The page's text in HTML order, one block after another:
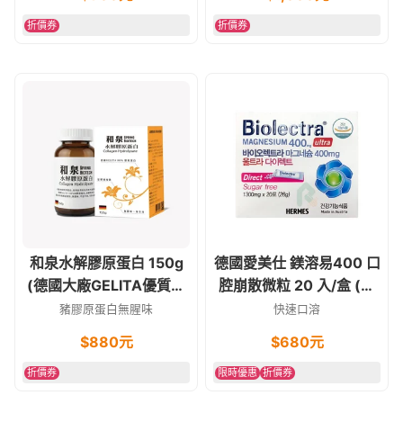
折價券 折價券
和泉水解膠原蛋白 150g
(德國大廠GELITA優質原
料)
豬膠原蛋白無腥味
$880元
折價券
德國愛美仕 鎂溶易400 口
腔崩散微粒 20 入/盒 (素
食可)
快速口溶
$680元
限時優惠 折價券